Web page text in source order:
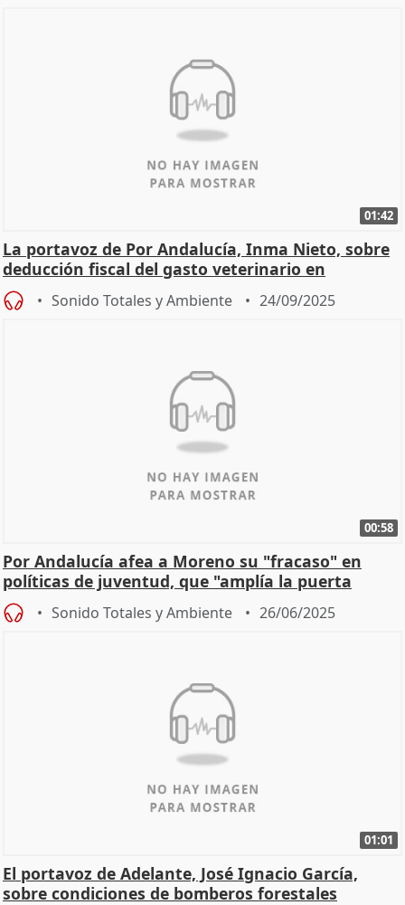
01:42
La portavoz de Por Andalucía, Inma Nieto, sobre
deducción fiscal del gasto veterinario en
mascotas
Sonido Totales y Ambiente 24/09/2025
00:58
Por Andalucía afea a Moreno su "fracaso" en
políticas de juventud, que "amplía la puerta
grande" a l
Sonido Totales y Ambiente 26/06/2025
01:01
El portavoz de Adelante, José Ignacio García,
sobre condiciones de bomberos forestales